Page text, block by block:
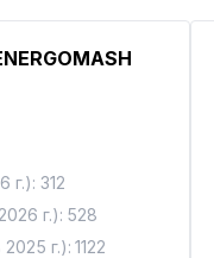
г.): 312
г.): 528
г.): 1122